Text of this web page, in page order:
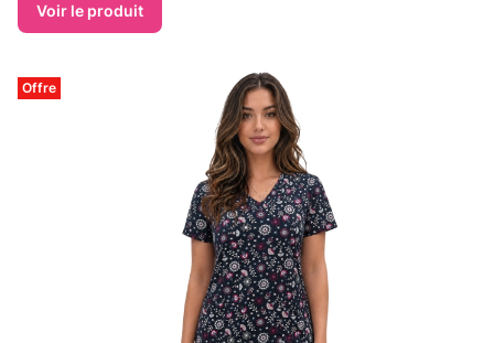
Voir le produit
Offre